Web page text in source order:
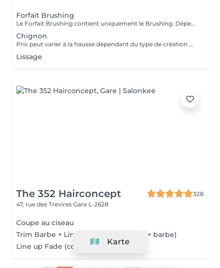
Forfait Brushing
Le Forfait Brushing contient uniquement le Brushing. Dépendant de la longueur des cheveux, le prix peut varier. En cas de questions veuillez appeler au +352 27 70 21 25.
Chignon
Prix peut varier à la hausse dépendant du type de création finalement réalisée.
Lissage
The 352 Hairconcept
328
47, rue des Trevires Gare L-2628
Coupe au ciseau
Trim Barbe + Line up & Fade ( coupe + barbe)
Line up Fade (coupe simple)Karte